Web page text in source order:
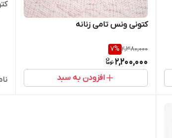
کتونی ونس تامی زنانه
2,380,000
7%
2,200,000
افزودن به سبد